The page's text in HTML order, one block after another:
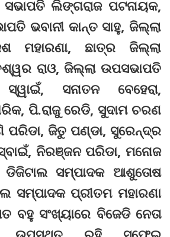
ଲିଙ୍ଗରାଜ ପଟନାୟକ,
ଭବାନୀ କାନ୍ତ ସାହୁ, ଜିଲ୍ଲା
ମହାରଣା, ଛାତ୍ର ଜିଲ୍ଲା
ରାଓ, ଜିଲ୍ଲା ଉପସଭାପତି
ସନାତନ ବେହେରା,
ପି.ରାଜୁ ରେଡି, ସୁଦାମ ଚରଣ
ପରିଡା, ଜିତୁ ପଣ୍ଡା, ସୁରେନ୍ଦ୍ର
ନିରଞ୍ଜନ ପରିଡା, ମନୋଜ
ଡିଜିଟାଲ ସମ୍ପାଦକ ଆଶୁତୋଷ
ସମ୍ପାଦକ ପ୍ରୀତମ ମହାରଣା
ବହୁ ସଂଖ୍ୟାରେ ବିଜେଡି ନେତା